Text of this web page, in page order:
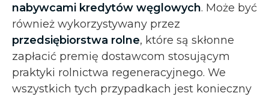
nabywcami kredytów węglowych. Może być
również wykorzystywany przez
przedsiębiorstwa rolne, które są skłonne
zapłacić premię dostawcom stosującym
praktyki rolnictwa regeneracyjnego. We
wszystkich tych przypadkach jest konieczny